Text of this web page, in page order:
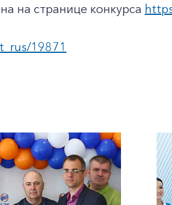
на странице конкурса
19871